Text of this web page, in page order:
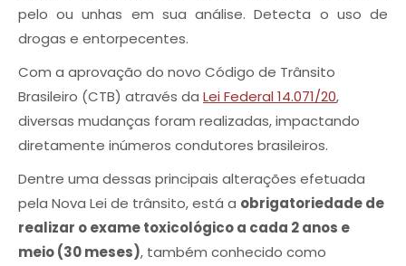
pelo ou unhas em sua análise. Detecta o uso de
drogas e entorpecentes.
Com a aprovação do novo Código de Trânsito
Brasileiro (CTB) através da Lei Federal 14.071/20,
diversas mudanças foram realizadas, impactando
diretamente inúmeros condutores brasileiros.
Dentre uma dessas principais alterações efetuada
pela Nova Lei de trânsito, está a obrigatoriedade de
realizar o exame toxicológico a cada 2 anos e
meio (30 meses), também conhecido como